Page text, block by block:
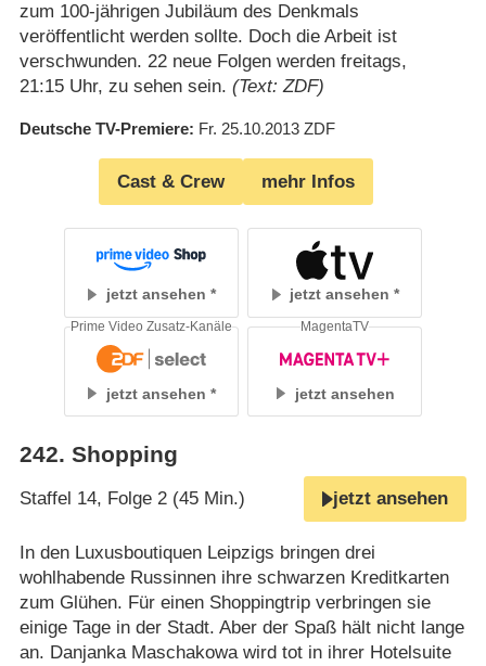
zum 100-jährigen Jubiläum des Denkmals
veröffentlicht werden sollte. Doch die Arbeit ist
verschwunden. 22 neue Folgen werden freitags,
21:15 Uhr, zu sehen sein. (Text: ZDF)
Deutsche TV-Premiere Fr. 25.10.2013 ZDF
Cast & Crew mehr Infos
jetzt ansehen jetzt ansehen
jetzt ansehen
Prime Video Zusatz-Kanäle
jetzt ansehen
MagentaTV
242. Shopping
Staffel 14, Folge 2 (45 Min.) jetzt ansehen
In den Luxusboutiquen Leipzigs bringen drei
wohlhabende Russinnen ihre schwarzen Kreditkarten
zum Glühen. Für einen Shoppingtrip verbringen sie
einige Tage in der Stadt. Aber der Spaß hält nicht lange
an. Danjanka Maschakowa wird tot in ihrer Hotelsuite